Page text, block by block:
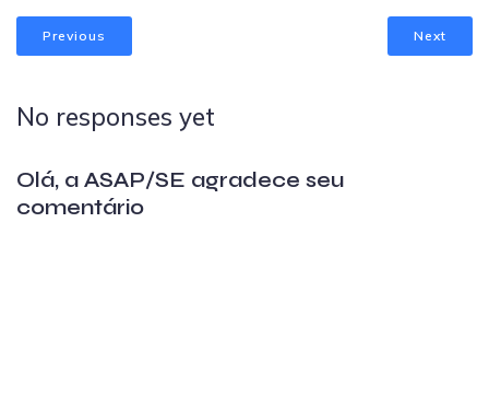
Previous Next
No responses yet
Olá, a ASAP/SE agradece seu
comentário